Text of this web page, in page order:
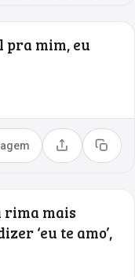
pra mim, eu
Compartilhar
Copiar
rima mais
‘eu te amo’,